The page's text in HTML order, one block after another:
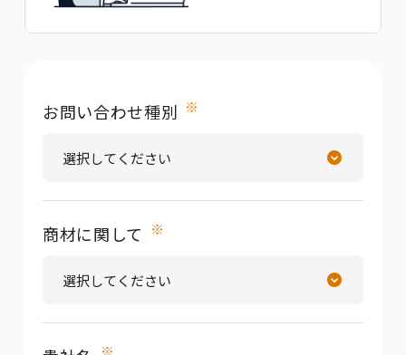
お問い合わせ種別 ※
商材に関して ※
※